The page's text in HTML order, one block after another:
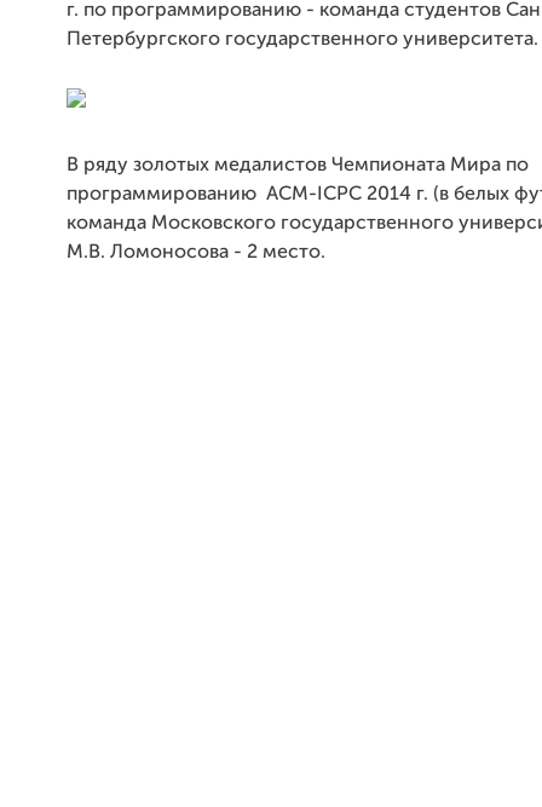
г. по программированию - команда студентов
Петербургского государственного университета.
В ряду золотых медалистов Чемпионата Мира по
программированию ACM-ICPC 2014 г. (в белых
команда Московского государственного
М.В. Ломоносова - 2 место.